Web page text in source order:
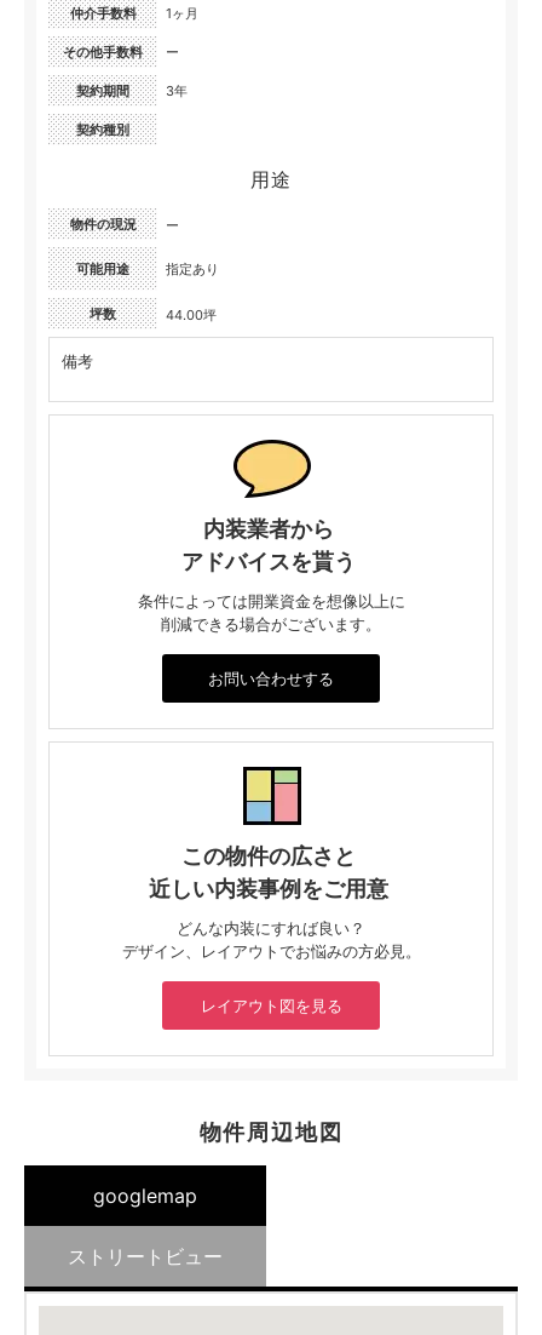
仲介手数料 1ヶ月
その他手数料 ー
契約期間 3年
契約種別
用途
物件の現況 ー
可能用途 指定あり
坪数 44.00坪
備考
内装業者から
アドバイスを貰う
条件によっては開業資金を想像以上に
削減できる場合がございます。
お問い合わせする
この物件の広さと
近しい内装事例をご用意
どんな内装にすれば良い？
デザイン、レイアウトでお悩みの方必見。
レイアウト図を見る
物件周辺地図
googlemap
ストリートビュー